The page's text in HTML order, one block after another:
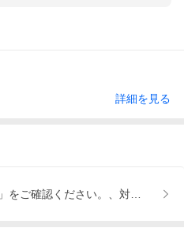
詳細を見る
をご確認ください。、対象商品